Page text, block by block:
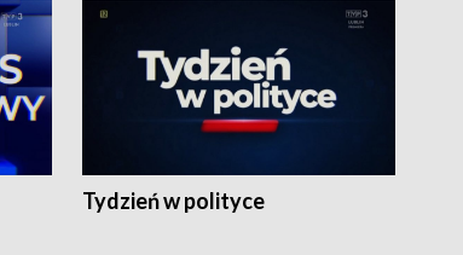
Tydzień w polityce